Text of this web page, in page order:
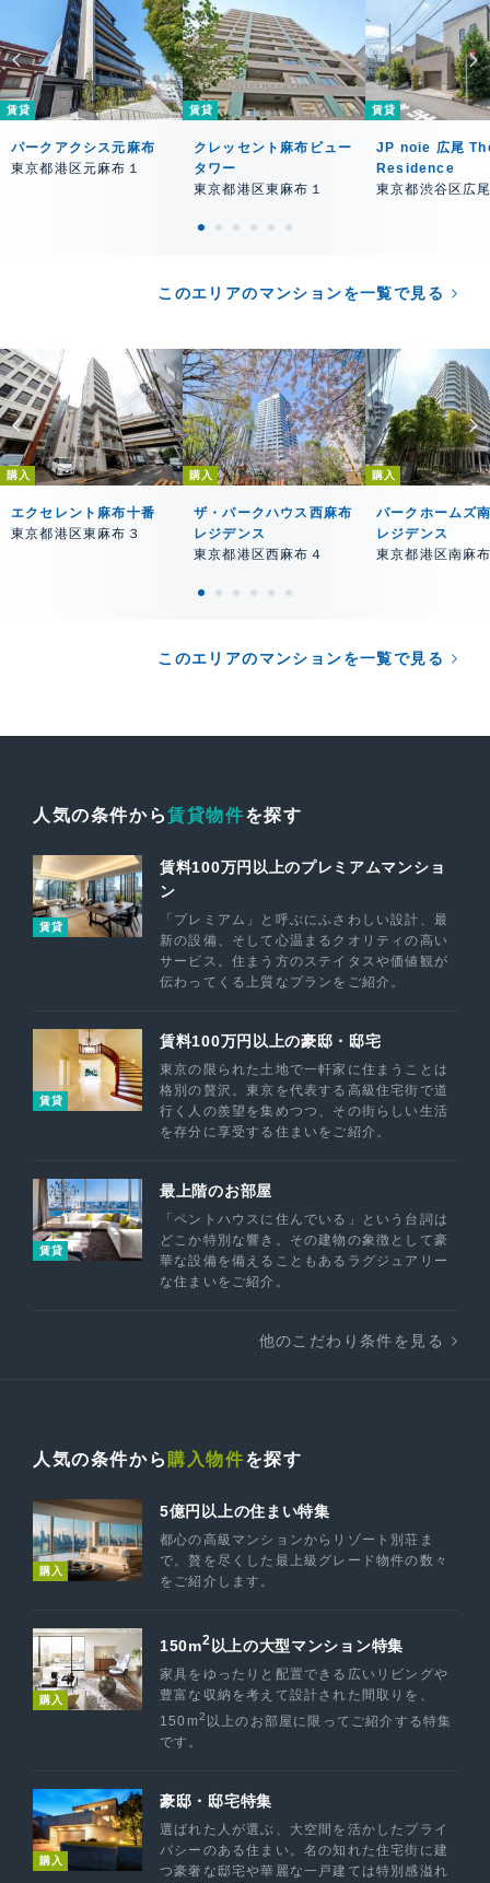
賃貸
パークアクシス元麻布
東京都港区元麻布１
賃貸
クレッセント麻布ビュー
タワー
東京都港区東麻布１
賃貸
JP noie 広尾
Residence
東京都渋谷区広
このエリアのマンションを一覧で見る
購入
エクセレント麻布十番
東京都港区東麻布３
購入
ザ・パークハウス西麻布
レジデンス
東京都港区西麻布４
購入
パークホームズ
レジデンス
東京都港区南麻
このエリアのマンションを一覧で見る
人気の条件から賃貸物件を探す
賃貸
賃料100万円以上のプレミアムマンショ
ン
「プレミアム」と呼ぶにふさわしい設計、最
新の設備、そして心温まるクオリティの高い
サービス。住まう方のステイタスや価値観が
伝わってくる上質なプランをご紹介。
賃貸
賃料100万円以上の豪邸・邸宅
東京の限られた土地で一軒家に住まうことは
格別の贅沢。東京を代表する高級住宅街で道
行く人の羨望を集めつつ、その街らしい生活
を存分に享受する住まいをご紹介。
賃貸
最上階のお部屋
「ペントハウスに住んでいる」という台詞は
どこか特別な響き。その建物の象徴として豪
華な設備を備えることもあるラグジュアリー
な住まいをご紹介。
他のこだわり条件を見る
人気の条件から 購入物件を探す
購入
5億円以上の住まい特集
都心の高級マンションからリゾート別荘ま
で。贅を尽くした最上級グレード物件の数々
をご紹介します。
購入
150m2 以上の大型マンション特集
家具をゆったりと配置できる広いリビングや
豊富な収納を考えて設計された間取りを、
150m2 以上のお部屋に限ってご紹介する特集
です。
購入
豪邸・邸宅特集
選ばれた人が選ぶ、大空間を活かしたプライ
バシーのある住まい。名の知れた住宅街に建
つ豪奢な邸宅や華麗な一戸建ては特別感溢れ